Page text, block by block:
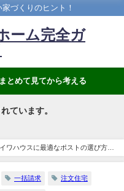
づくりのヒント！
ーム完全ガ
とめて見てから考える
ています。
ワハウスに最適なポストの選び方と
一括請求 注文住宅